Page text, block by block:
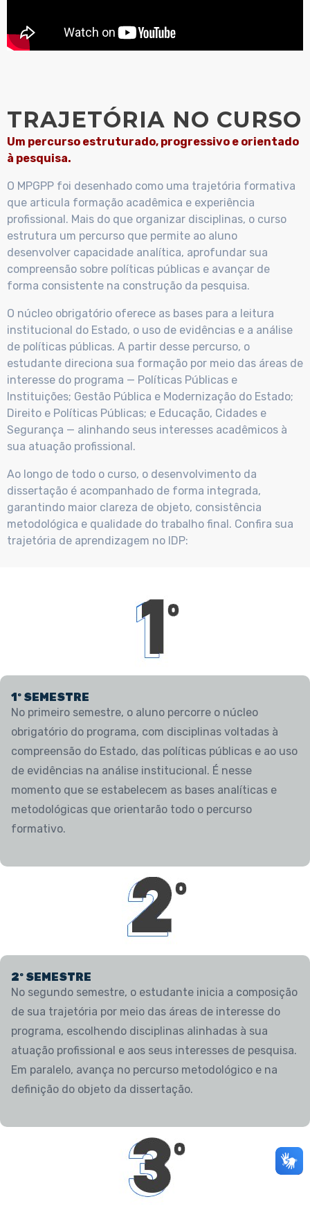
TRAJETÓRIA NO CURSO
Um percurso estruturado, progressivo e orientado
à pesquisa.
O MPGPP foi desenhado como uma trajetória formativa
que articula formação acadêmica e experiência
profissional. Mais do que organizar disciplinas, o curso
estrutura um percurso que permite ao aluno
desenvolver capacidade analítica, aprofundar sua
compreensão sobre políticas públicas e avançar de
forma consistente na construção da pesquisa.
O núcleo obrigatório oferece as bases para a leitura
institucional do Estado, o uso de evidências e a análise
de políticas públicas. A partir desse percurso, o
estudante direciona sua formação por meio das áreas de
interesse do programa — Políticas Públicas e
Instituições; Gestão Pública e Modernização do Estado;
Direito e Políticas Públicas; e Educação, Cidades e
Segurança — alinhando seus interesses acadêmicos à
sua atuação profissional.
Ao longo de todo o curso, o desenvolvimento da
dissertação é acompanhado de forma integrada,
garantindo maior clareza de objeto, consistência
metodológica e qualidade do trabalho final. Confira sua
trajetória de aprendizagem no IDP:
1º SEMESTRE
No primeiro semestre, o aluno percorre o núcleo
obrigatório do programa, com disciplinas voltadas à
compreensão do Estado, das políticas públicas e ao uso
de evidências na análise institucional. É nesse
momento que se estabelecem as bases analíticas e
metodológicas que orientarão todo o percurso
formativo.
2º SEMESTRE
No segundo semestre, o estudante inicia a composição
de sua trajetória por meio das áreas de interesse do
programa, escolhendo disciplinas alinhadas à sua
atuação profissional e aos seus interesses de pesquisa.
Em paralelo, avança no percurso metodológico e na
definição do objeto da dissertação.